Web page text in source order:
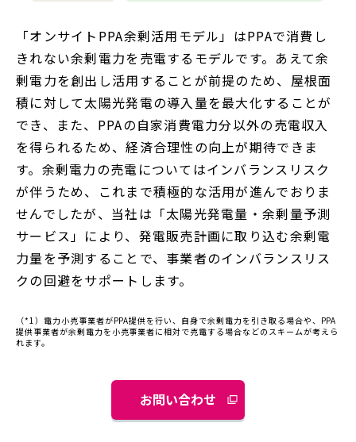
「オンサイトPPA余剰活用モデル」はPPAで消費し
きれない余剰電力を売電するモデルです。あえて余
剰電力を創出し活用することが前提のため、屋根面
積に対して太陽光発電の導入量を最大化することが
でき、また、PPAの自家消費電力分以外の売電収入
を得られるため、経済合理性の向上が期待できま
す。余剰電力の売電についてはインバランスリスク
が伴うため、これまで積極的な活用が進んでおりま
せんでしたが、当社は「太陽光発電量・余剰量予測
サービス」により、発電販売計画に取り込む余剰電
力量を予測することで、事業者のインバランスリス
クの回避をサポートします。
（*1）電力小売事業者がPPA提供を行い、自身で余剰電力を引き取る場合や、PPA
提供事業者が余剰電力を小売事業者に相対で売電する場合などのスキームが考えら
れます。
お問い合わせ